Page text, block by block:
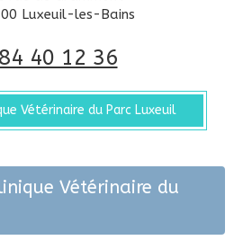
Luxeuil-les-Bains
40 12 36
Vétérinaire du Parc Luxeuil
Vétérinaire du